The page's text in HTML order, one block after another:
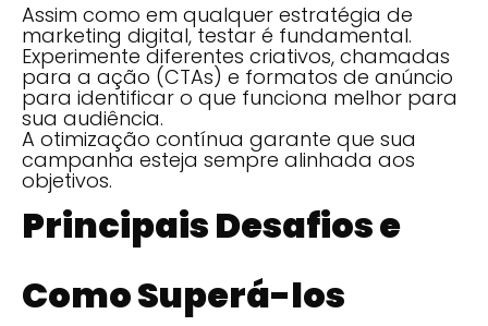
Assim como em qualquer estratégia de
marketing digital, testar é fundamental.
Experimente diferentes criativos, chamadas
para a ação (CTAs) e formatos de anúncio
para identificar o que funciona melhor para
sua audiência.
A otimização contínua garante que sua
campanha esteja sempre alinhada aos
objetivos.
Principais Desafios e
Como Superá-los